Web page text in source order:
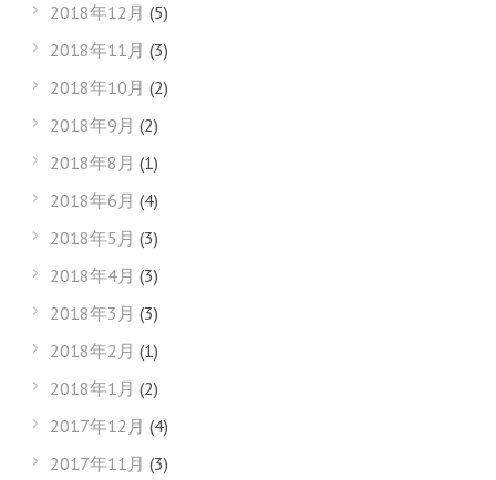
2018年12月 (5)
2018年11月 (3)
2018年10月 (2)
2018年9月 (2)
2018年8月 (1)
2018年6月 (4)
2018年5月 (3)
2018年4月 (3)
2018年3月 (3)
2018年2月 (1)
2018年1月 (2)
2017年12月 (4)
2017年11月 (3)